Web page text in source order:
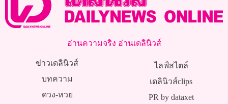
อ่านความจริง อ่านเดลินิวส์
ข่าวเดลินิวส์
บทความ
ดวง-หวย
ไลฟ์สไตล์
เดลินิวส์clips
PR by dataxet